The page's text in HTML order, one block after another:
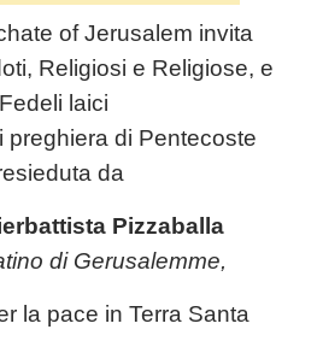
of Jerusaleminvita
Religiosi e Religiose, e
Fedeli laici
di Pentecoste
da
Pizzaballa
di Gerusalemme,
la pace in Terra Santa